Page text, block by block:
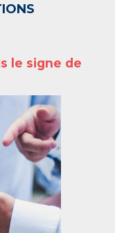
le signe de